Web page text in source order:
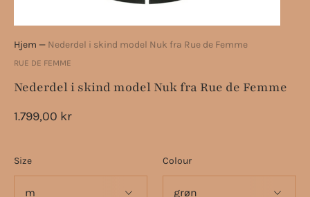
Hjem — Nederdel i skind model Nuk fra Rue de Femme
RUE DE FEMME
Nederdel i skind model Nuk fra Rue de Femme
1.799,00 kr
Size Colour